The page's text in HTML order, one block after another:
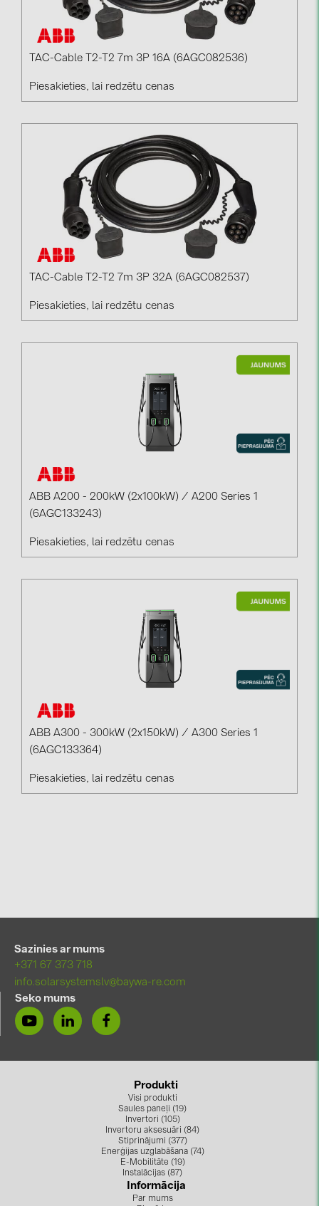
TAC-Cable T2-T2 7m 3P 16A (6AGC082536)
Piesakieties, lai redzētu cenas
TAC-Cable T2-T2 7m 3P 32A (6AGC082537)
Piesakieties, lai redzētu cenas
ABB A200 - 200kW (2x100kW) / A200 Series 1
(6AGC133243)
Piesakieties, lai redzētu cenas
ABB A300 - 300kW (2x150kW) / A300 Series 1
(6AGC133364)
Piesakieties, lai redzētu cenas
Sazinies ar mums
+371 67 373 718
info.solarsystemslv@baywa-re.com
Seko mums
Produkti
Visi produkti
Saules paneļi (19)
Invertori (105)
Invertoru aksesuāri (84)
Stiprinājumi (377)
Enerģijas uzglabāšana (74)
E-Mobilitāte (19)
Instalācijas (87)
Informācija
Par mums